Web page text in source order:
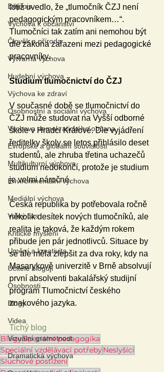
Dějepis
Výchova k občanství
Člověk a příroda
Výtvarná výchova
Hudební výchova
Výchova ke zdraví
Osobnostní a sociální výchova
Výchova demokratického občana
Evropské a globální souvislosti
Multikulturní výchova
Environmentální výchova
Mediální výchova
Volný čas
Kritické myšlení
Umění a kreativita
Učitelé blogují
Osobnosti
Blogy
Videa
Vizuální gramotnost
Dramatická výchova
totiž uvedlo, že „tlumočník ČZJ není
pedagogickým pracovníkem…“.
Tlumočníci tak zatím ani nemohou být
dle zákona zařazeni mezi pedagogické
pracovníky.
Studium tlumočnictví do ČZJ
V současné době se tlumočnictví do
ČZJ může studovat na Vyšší odborné
škole v Hradci Králové. Dle vyjádření
ředitelky školy se letos přihlásilo deset
studentů, ale zhruba třetina uchazečů
studium nedokončí, protože je studium
je velmi náročné.
Česká republika by potřebovala ročně
několik desítek nových tlumočníků, ale
realita je taková, že každým rokem
přibude jen pár jednotlivců. Situace by
se ale měla zlepšit za dva roky, kdy na
Masarykově univerzitě v Brně absolvují
první absolventi bakalářský studijní
program Tlumočnictví českého
znakového jazyka.
Tichý blog
BlogySpeciální pedagogika
Speciální vzdělávací potřebyNeslyšící
Sluchové postižení